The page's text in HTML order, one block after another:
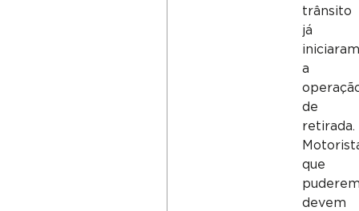
trânsito
já
iniciaram
a
de
retirada.
que
devem